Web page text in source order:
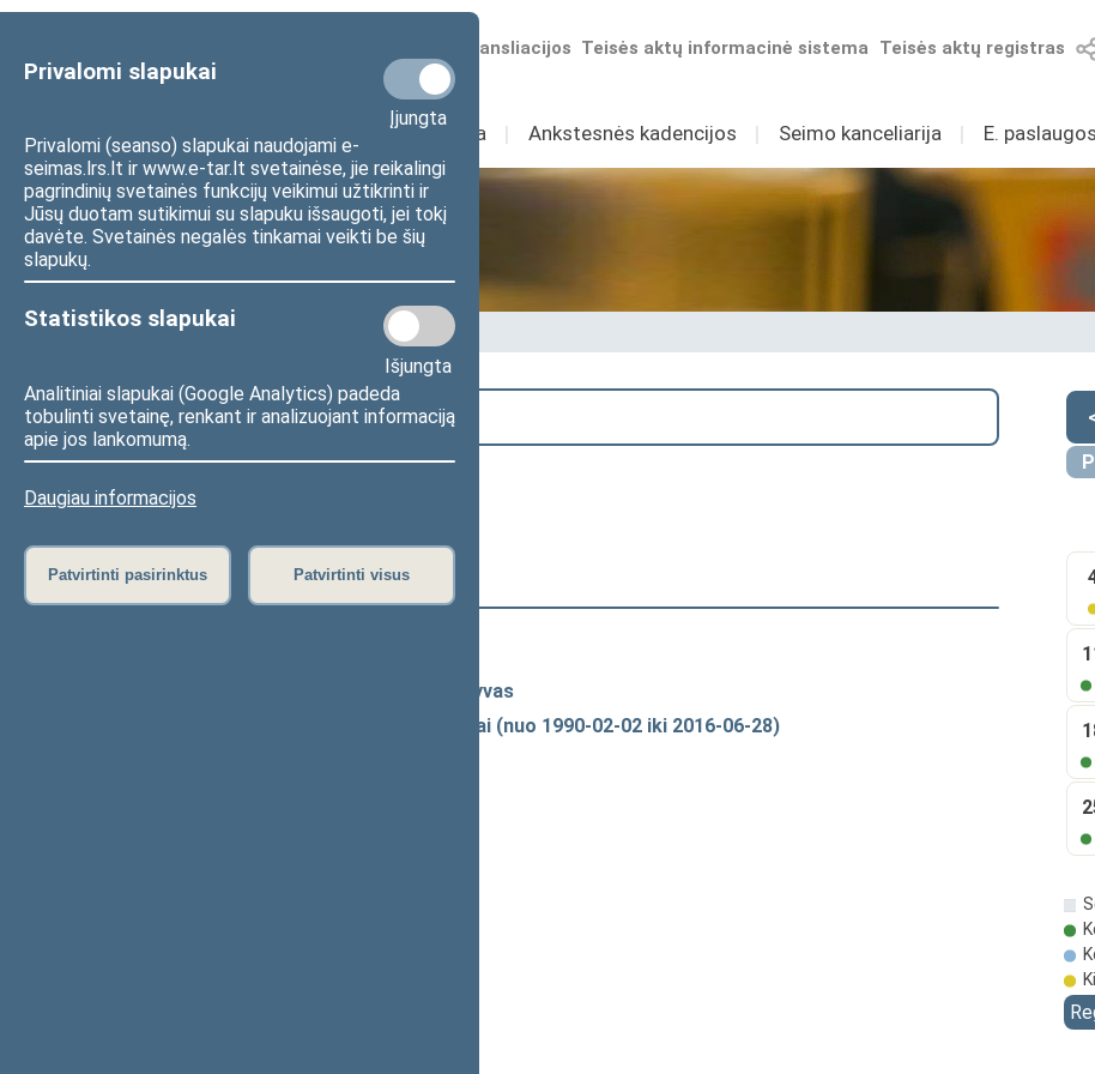
Privalomi slapukai
Įjungta
Privalomi (seanso) slapukai naudojami e-
seimas.lrs.lt ir www.e-tar.lt svetainėse, jie reikalingi
pagrindinių svetainės funkcijų veikimui užtikrinti ir
Jūsų duotam sutikimui su slapuku išsaugoti, jei tokį
davėte. Svetainės negalės tinkamai veikti be šių
slapukų.
Statistikos slapukai
Išjungta
Analitiniai slapukai (Google Analytics) padeda
tobulinti svetainę, renkant ir analizuojant informaciją
apie jos lankomumą.
Daugiau informacijos
Patvirtinti pasirinktus Patvirtinti visus
Teisės aktų registras
Teisės aktų informacinė sistema
Numatomos transliacijos
Sudėtis Veikla I Ankstesnės kadencijos I Seimo kanceliarija I E.
Seime vyksta
Pradžia>Seime vyksta
<
Paieška
2026 m. gegužės 16 d.
Įvykių nėra numatyta
Seimo vaizdo ir garso įrašų archyvas
Spaudos konferencijų garso įrašai (nuo 1990-02-02 iki 2016-06-28)